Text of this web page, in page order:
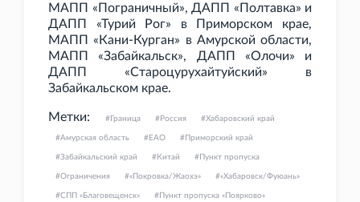
МАПП «Пограничный», ДАПП «Полтавка» и
ДАПП «Турий Рог» в Приморском крае,
МАПП «Кани-Курган» в Амурской области,
МАПП «Забайкальск», ДАПП «Олочи» и
ДАПП «Староцурухайтуйский» в
Забайкальском крае.
Метки: Граница Россия Хабаровский край
Амурская область ЕАО Приморский край
Забайкальский край Китай Пункт пропуска
Ограничения «Покровка/Жаохэ» «Хабаровск/Фуюань»
СПП «Благовещенск» Пункт пропуска «Поярково»